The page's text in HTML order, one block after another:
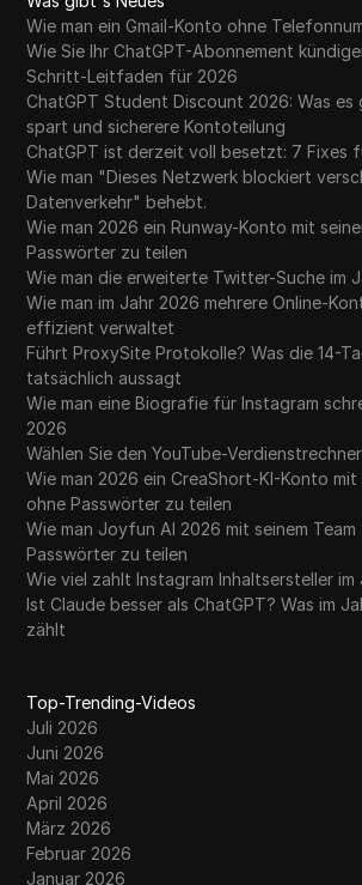
Wie man ein Gmail-Konto ohne
Wie Sie Ihr ChatGPT-Abonnement
Schritt-Leitfaden für 2026
ChatGPT Student Discount 2026: Was es
spart und sicherere Kontoteilung
ChatGPT ist derzeit voll besetzt: 7 Fixes
Wie man "Dieses Netzwerk blockiert
Datenverkehr" behebt.
Wie man 2026 ein Runway-Konto mit
Passwörter zu teilen
Wie man die erweiterte Twitter-Suche im
Wie man im Jahr 2026 mehrere Online-
effizient verwaltet
Führt ProxySite Protokolle? Was die 14-
tatsächlich aussagt
Wie man eine Biografie für Instagram
2026
Wählen Sie den YouTube-
Wie man 2026 ein CreaShort-KI-Konto mit
ohne Passwörter zu teilen
Wie man Joyfun AI 2026 mit seinem
Passwörter zu teilen
Wie viel zahlt Instagram Inhaltsersteller im
Ist Claude besser als ChatGPT? Was im
zählt
Top-Trending-Videos
Juli 2026
Juni 2026
Mai 2026
April 2026
März 2026
Februar 2026
Januar 2026